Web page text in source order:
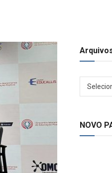
Arquivos
NOVO